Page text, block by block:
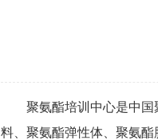
聚氨酯培训中心是中国聚
料、聚氨酯弹性体、聚氨